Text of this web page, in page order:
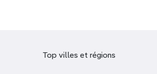
Top villes et régions